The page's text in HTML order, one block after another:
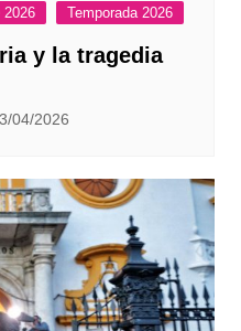
2026 Temporada 2026
y la tragedia
04/2026